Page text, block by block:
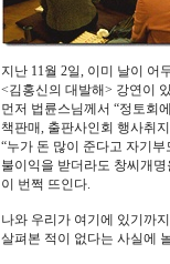
지난 11월 2일, 이미 날이 어
<김홍신의 대발해> 강연이
먼저 법륜스님께서 “정토회
책판매, 출판사인회 행사취
“누가 돈 많이 준다고 자기
불이익을 받더라도 창씨개
이 번쩍 뜨인다.
나와 우리가 여기에 있기까
살펴본 적이 없다는 사실에